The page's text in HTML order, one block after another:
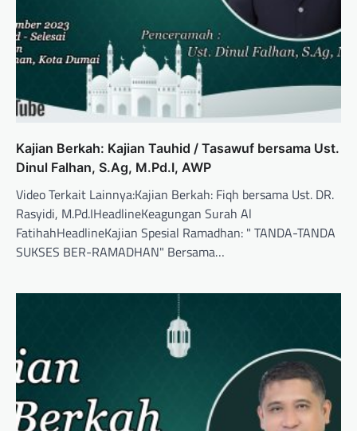
Kajian Berkah: Kajian Tauhid / Tasawuf bersama Ust.
Dinul Falhan, S.Ag, M.Pd.I, AWP
Video Terkait Lainnya:Kajian Berkah: Fiqh bersama Ust. DR.
Rasyidi, M.Pd.IHeadlineKeagungan Surah Al
FatihahHeadlineKajian Spesial Ramadhan: " TANDA-TANDA
SUKSES BER-RAMADHAN" Bersama…